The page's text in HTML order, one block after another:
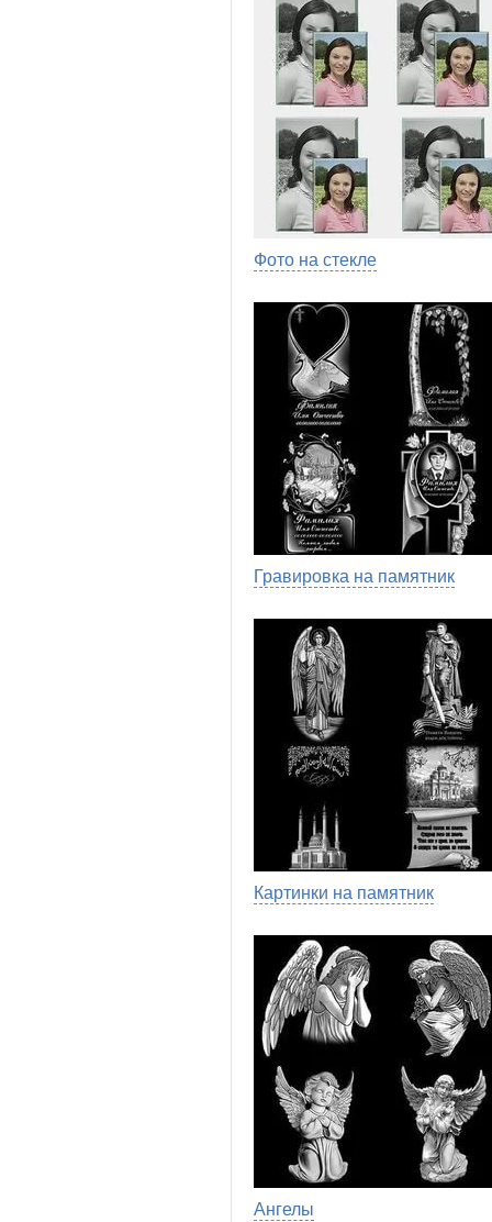
Фото на стекле
Гравировка на памятник
Картинки на памятник
Ангелы